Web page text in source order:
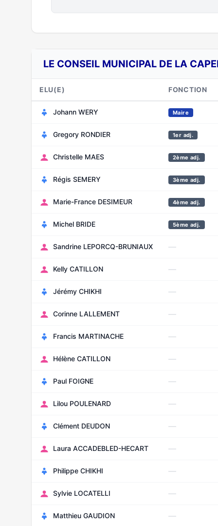
LE CONSEIL MUNICIPAL DE LA
ELU(E) FONCTION
Johann WERY Maire
Gregory RONDIER 1er adj.
Christelle MAES 2ème adj.
Régis SEMERY 3ème adj.
Marie-France DESIMEUR 4ème adj.
Michel BRIDE 5ème adj.
Sandrine LEPORCQ-BRUNIAUX —
Kelly CATILLON —
Jérémy CHIKHI —
Corinne LALLEMENT —
Francis MARTINACHE —
Hélène CATILLON —
Paul FOIGNE —
Lilou POULENARD —
Clément DEUDON —
Laura ACCADEBLED-HECART —
Philippe CHIKHI —
Sylvie LOCATELLI —
Matthieu GAUDION —